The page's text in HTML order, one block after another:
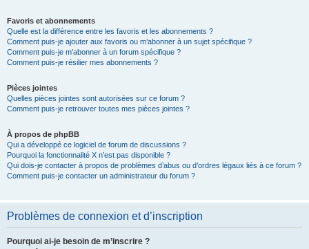
Favoris et abonnements
Quelle est la différence entre les favoris et les abonnements ?
Comment puis-je ajouter aux favoris ou m’abonner à un sujet spécifique ?
Comment puis-je m’abonner à un forum spécifique ?
Comment puis-je résilier mes abonnements ?
Pièces jointes
Quelles pièces jointes sont autorisées sur ce forum ?
Comment puis-je retrouver toutes mes pièces jointes ?
À propos de phpBB
Qui a développé ce logiciel de forum de discussions ?
Pourquoi la fonctionnalité X n’est pas disponible ?
Qui dois-je contacter à propos de problèmes d’abus ou d’ordres légaux liés à ce forum ?
Comment puis-je contacter un administrateur du forum ?
Problèmes de connexion et d’inscription
Pourquoi ai-je besoin de m’inscrire ?